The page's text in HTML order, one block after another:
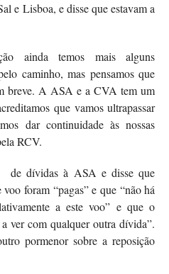
e Lisboa, e disse que estavam a
ainda temos mais alguns
caminho, mas pensamos que
breve. A ASA e a CVA tem um
que vamos ultrapassar
dar continuidade às nossas
RCV.
de dívidas à ASA e disse que
foram “pagas” e que “não há
a este voo” e que o
ver com qualquer outra dívida”.
pormenor sobre a reposição